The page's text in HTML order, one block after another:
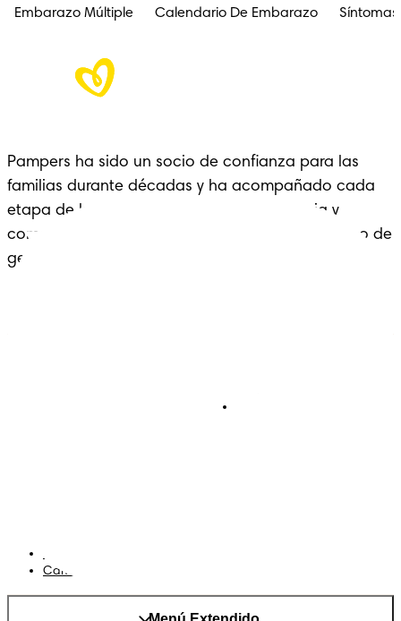
Embarazo Múltiple Calendario De Embarazo
Pampers ha sido un socio de confianza para las
familias durante décadas y ha acompañado cada
etapa de la crianza con cariño, experiencia y
comodidad: un legado que se extiende a lo largo de
generaciones.
Cambiar el país/region